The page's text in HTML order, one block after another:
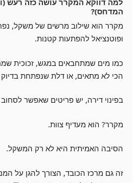
המדחס)?
מקרר הוא שילוב מרשים של משקל,
ופוטנציאל להפתעות קטנות.
כמו מים שמתחבאים במגש, זכוכית
הכי לא מתאים, או דלת שנפתחת
בפינוי דירה, יש פריטים שאפשר
מקרר? הוא מעדיף צוות.
הסיבה האמיתית היא לא רק המשקל.
זה גם מרכז הכובד, הצורך להגן על